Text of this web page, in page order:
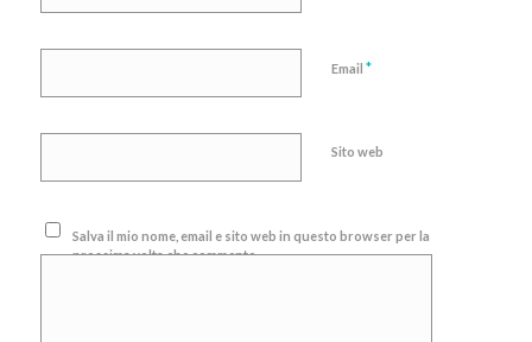
Email *
Sito web
Salva il mio nome, email e sito web in questo browser per la
prossima volta che commento.